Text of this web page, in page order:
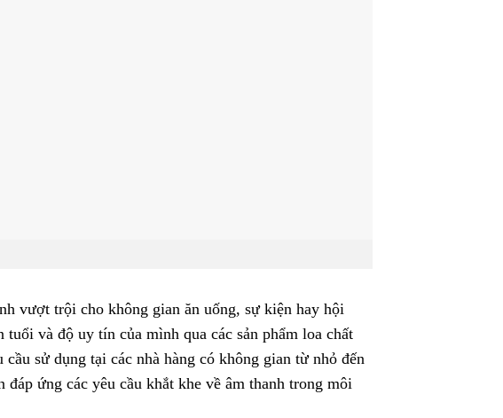
vượt trội cho không gian ăn uống, sự kiện hay hội
và độ uy tín của mình qua các sản phẩm loa chất
sử dụng tại các nhà hàng có không gian từ nhỏ đến
ứng các yêu cầu khắt khe về âm thanh trong môi